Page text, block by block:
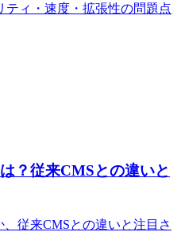
ティ・速度・拡張性の問題点
？従来CMSとの違いと
従来CMSとの違いと注目さ